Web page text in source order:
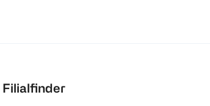
Filialfinder